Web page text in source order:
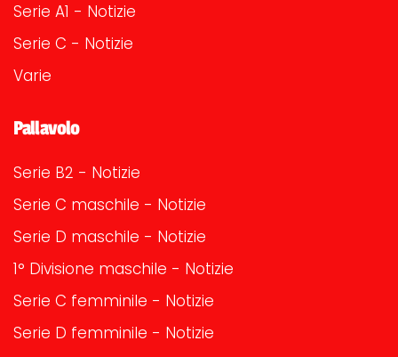
Serie A1 - Notizie
Serie C - Notizie
Varie
Pallavolo
Serie B2 - Notizie
Serie C maschile - Notizie
Serie D maschile - Notizie
1° Divisione maschile - Notizie
Serie C femminile - Notizie
Serie D femminile - Notizie